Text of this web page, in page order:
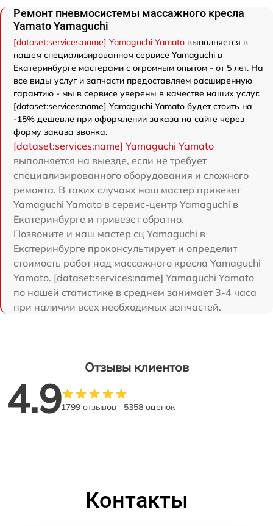
Ремонт пневмосистемы массажного кресла
Yamato Yamaguchi
[dataset:services:name] Yamaguchi Yamato выполняется в
нашем специализированном сервисе Yamaguchi в
Екатеринбурге мастерами с огромным опытом - от 5 лет. На
все виды услуг и запчасти предоставляем расширенную
гарантию - мы в сервисе уверены в качестве наших услуг.
[dataset:services:name] Yamaguchi Yamato будет стоить на
-15% дешевле при оформлении заказа на сайте через
форму заказа звонка.
[dataset:services:name] Yamaguchi Yamato
выполняется на выезде, если не требует
специализированного оборудования и сложного
ремонта. В таких случаях наш мастер привезет
Yamaguchi Yamato в сервис-центр Yamaguchi в
Екатеринбурге и привезет обратно.
Позвоните и наш мастер сц Yamaguchi в
Екатеринбурге проконсультирует и определит
стоимость работ над массажного кресла Yamaguchi
Yamato. [dataset:services:name] Yamaguchi Yamato
по нашей статистике в среднем занимает 3-4 часа
при наличии всех необходимых запчастей.
Отзывы клиентов
4.91799 отзывов 5358 оценок
Контакты